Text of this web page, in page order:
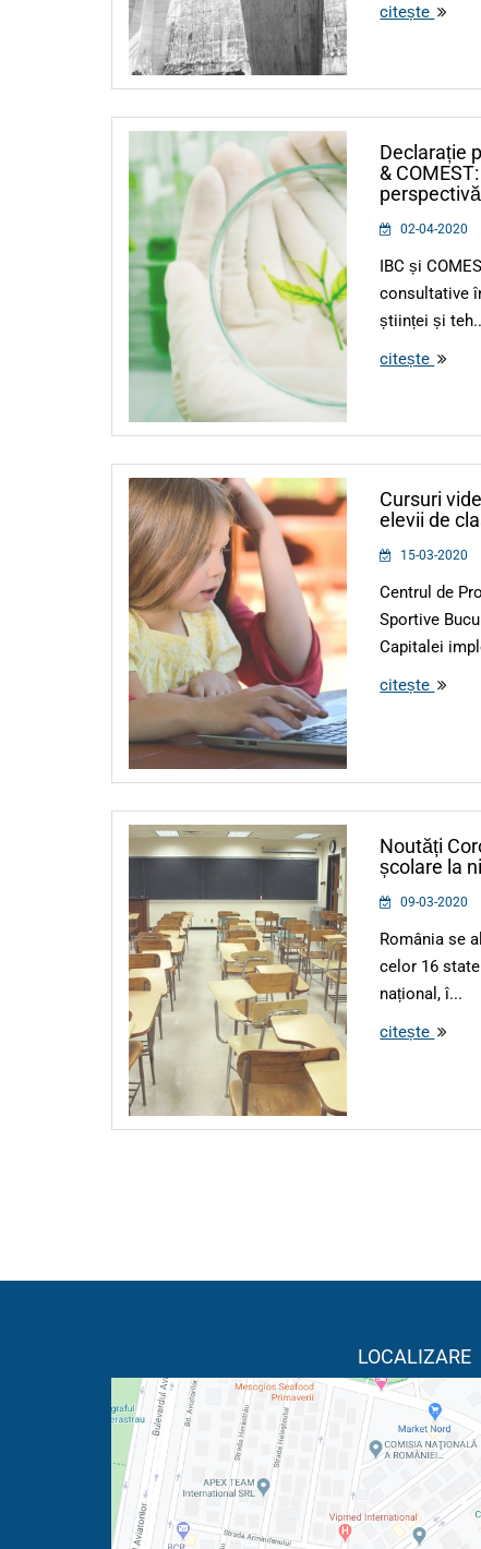
citește
Declarație
&
02-04-2020
IBC și
consultative
științei și
citește
Cursuri
elevii de
15-03-2020
Centrul de
Sportive
Capitalei
citește
Noutăți
școlare la
09-03-2020
România se
celor 16
național, î...
citește
LOCALIZARE